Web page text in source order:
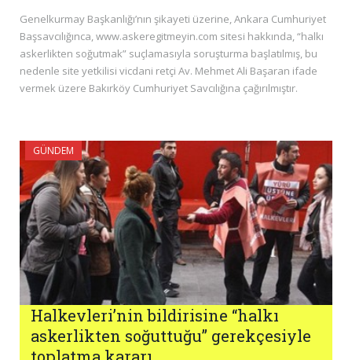
Genelkurmay Başkanlığı’nın şikayeti üzerine, Ankara Cumhuriyet
Başsavcılığınca, www.askeregitmeyin.com sitesi hakkında, “halkı
askerlikten soğutmak” suçlamasıyla soruşturma başlatılmış, bu
nedenle site yetkilisi vicdani retçi Av. Mehmet Ali Başaran ifade
vermek üzere Bakırköy Cumhuriyet Savcılığına çağırılmıştır.
GÜNDEM
Halkevleri’nin bildirisine “halkı
askerlikten soğuttuğu” gerekçesiyle